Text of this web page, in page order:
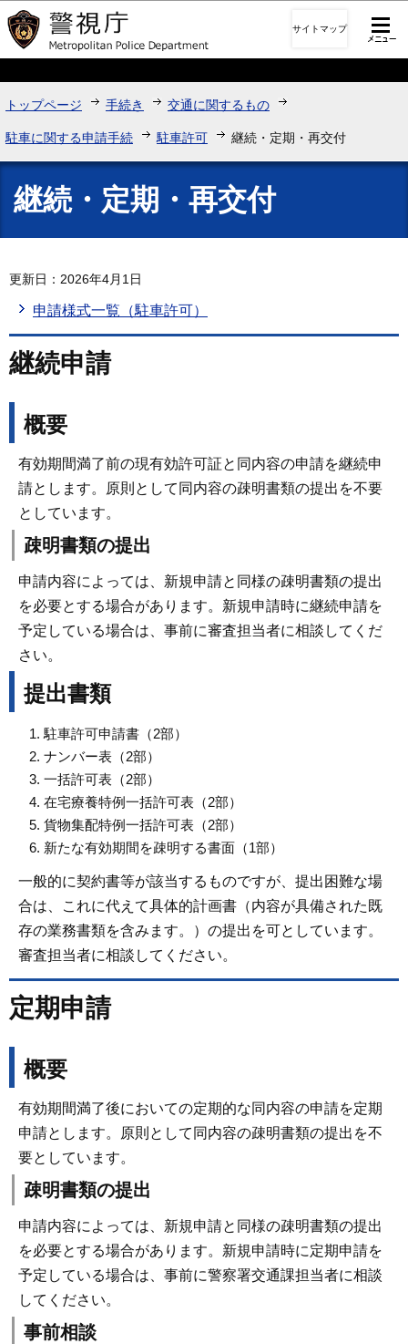
このページの本文へ移動
サイトマップ
トップページ 手続き 交通に関するもの
駐車に関する申請手続 駐車許可 継続・定期・再交付
継続・定期・再交付
更新日：2026年4月1日
申請様式一覧（駐車許可）
継続申請
概要
有効期間満了前の現有効許可証と同内容の申請を継続申
請とします。原則として同内容の疎明書類の提出を不要
としています。
疎明書類の提出
申請内容によっては、新規申請と同様の疎明書類の提出
を必要とする場合があります。新規申請時に継続申請を
予定している場合は、事前に審査担当者に相談してくだ
さい。
提出書類
駐車許可申請書（2部）
ナンバー表（2部）
一括許可表（2部）
在宅療養特例一括許可表（2部）
貨物集配特例一括許可表（2部）
新たな有効期間を疎明する書面（1部）
一般的に契約書等が該当するものですが、提出困難な場
合は、これに代えて具体的計画書（内容が具備された既
存の業務書類を含みます。）の提出を可としています。
審査担当者に相談してください。
定期申請
概要
有効期間満了後においての定期的な同内容の申請を定期
申請とします。原則として同内容の疎明書類の提出を不
要としています。
疎明書類の提出
申請内容によっては、新規申請と同様の疎明書類の提出
を必要とする場合があります。新規申請時に定期申請を
予定している場合は、事前に警察署交通課担当者に相談
してください。
事前相談